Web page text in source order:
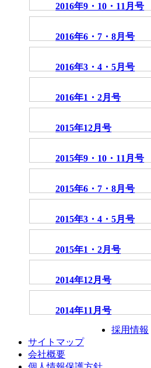
2016年9・10・11月号
2016年6・7・8月号
2016年3・4・5月号
2016年1・2月号
2015年12月号
2015年9・10・11月号
2015年6・7・8月号
2015年3・4・5月号
2015年1・2月号
2014年12月号
2014年11月号
採用情報
サイトマップ
会社概要